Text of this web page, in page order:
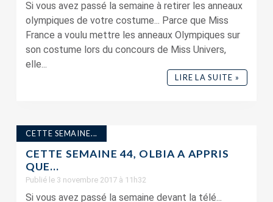
Si vous avez passé la semaine à retirer les anneaux
olympiques de votre costume... Parce que Miss
France a voulu mettre les anneaux Olympiques sur
son costume lors du concours de Miss Univers,
elle...
LIRE LA SUITE »
CETTE SEMAINE...
CETTE SEMAINE 44, OLBIA A APPRIS
QUE…
Publié le 3 novembre 2017 à 11h32
Si vous avez passé la semaine devant la télé...